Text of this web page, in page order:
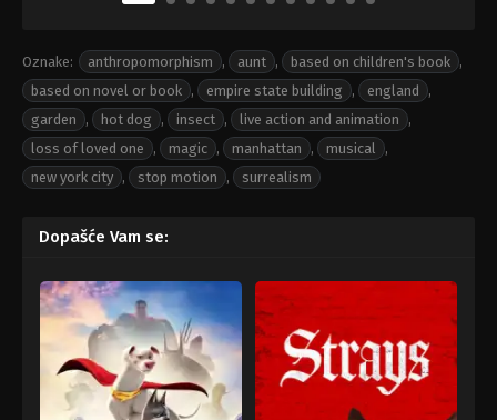
Oznake: anthropomorphism , aunt , based on children's book ,
based on novel or book , empire state building , england
,
garden
, hot dog , insect , live action and animation
,
loss of loved one
, magic , manhattan , musical
,
new york city , stop motion , surrealism
Dopašće Vam se: